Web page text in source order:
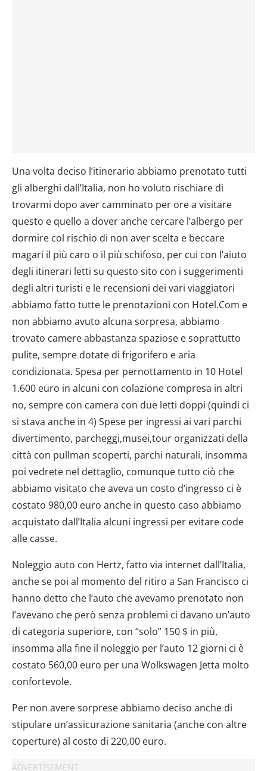
Una volta deciso l’itinerario abbiamo prenotato tutti
gli alberghi dall’Italia, non ho voluto rischiare di
trovarmi dopo aver camminato per ore a visitare
questo e quello a dover anche cercare l’albergo per
dormire col rischio di non aver scelta e beccare
magari il più caro o il più schifoso, per cui con l’aiuto
degli itinerari letti su questo sito con i suggerimenti
degli altri turisti e le recensioni dei vari viaggiatori
abbiamo fatto tutte le prenotazioni con Hotel.Com e
non abbiamo avuto alcuna sorpresa, abbiamo
trovato camere abbastanza spaziose e soprattutto
pulite, sempre dotate di frigorifero e aria
condizionata. Spesa per pernottamento in 10 Hotel
1.600 euro in alcuni con colazione compresa in altri
no, sempre con camera con due letti doppi (quindi ci
si stava anche in 4) Spese per ingressi ai vari parchi
divertimento, parcheggi,musei,tour organizzati della
città con pullman scoperti, parchi naturali, insomma
poi vedrete nel dettaglio, comunque tutto ciò che
abbiamo visitato che aveva un costo d’ingresso ci è
costato 980,00 euro anche in questo caso abbiamo
acquistato dall’Italia alcuni ingressi per evitare code
alle casse.
Noleggio auto con Hertz, fatto via internet dall’Italia,
anche se poi al momento del ritiro a San Francisco ci
hanno detto che l’auto che avevamo prenotato non
l’avevano che però senza problemi ci davano un’auto
di categoria superiore, con “solo” 150 $ in più,
insomma alla fine il noleggio per l’auto 12 giorni ci è
costato 560,00 euro per una Wolkswagen Jetta molto
confortevole.
Per non avere sorprese abbiamo deciso anche di
stipulare un’assicurazione sanitaria (anche con altre
coperture) al costo di 220,00 euro.